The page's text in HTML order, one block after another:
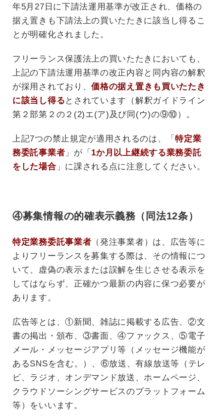
年5月27日に下請法運用基準が改正され、価格の
据え置きも下請法上の買いたたきに該当し得るこ
とが明確化されました。
フリーランス保護法上の買いたたきにおいても、
上記の下請法運用基準の改正内容と同内容の解釈
が採用されており、価格の据え置きも買いたたき
に該当し得る とされています（解釈ガイドライン
第２部第２の２(2)エ(ア)及び同(ウ)の⑨⑩）。
上記7つの禁止規定が適用されるのは、「特定業
務委託事業者 」が「 1か月以上継続する業務委託
をした場合 」に課される点に注意してください。
④募集情報の的確表示義務（同法12条）
特定業務委託事業者 （発注事業者）は、広告等に
よりフリーランスを募集する際は、その情報につ
いて、虚偽の表示または誤解を生じさせる表示を
してはならず、正確かつ最新の内容に保つ必要が
あります。
広告等とは、①新聞、雑誌に掲載する広告、②文
書の掲出・頒布、③書面、④ファックス、⑤電子
メール・メッセージアプリ等（メッセージ機能が
あるSNSを含む。）、⑥放送、有線放送等（テレ
ビ、ラジオ、オンデマンド放送、ホームページ、
クラウドソーシングサービスのプラットフォーム
等）をいいます。